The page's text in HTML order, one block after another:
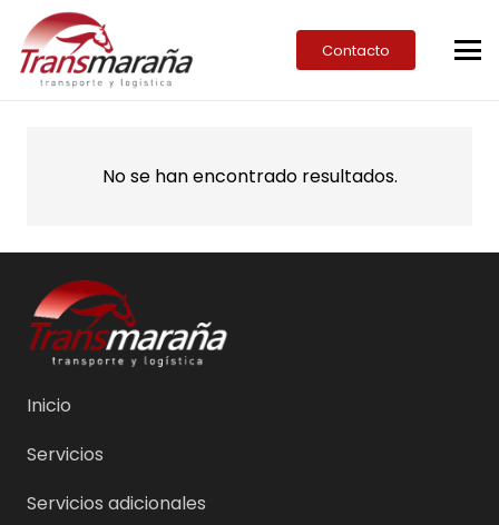
Contacto
No se han encontrado resultados.
Inicio
Servicios
Servicios adicionales